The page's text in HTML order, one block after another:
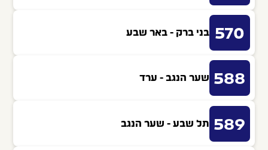
570 בני ברק - באר שבע
588 שער הנגב - ערד
589 תל שבע - שער הנגב